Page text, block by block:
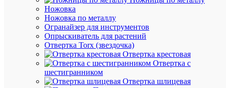
Ножовка
Ножовка по металлу
Огранайзер для инструментов
Опрыскиватель для растений
Отвертка Torx (звездочка)
Отвертка крестовая
Отвертка с
шестигранником
Отвертка шлицевая